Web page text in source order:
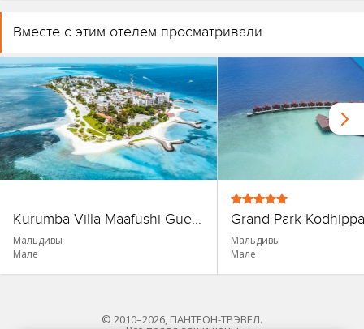
Вместе с этим отелем просматривали
Kurumba Villa Maafushi Guest House
Мальдивы
Мале
Мальдивы
Мале
© 2010–2026, ПАНТЕОН-ТРЭВЕЛ.